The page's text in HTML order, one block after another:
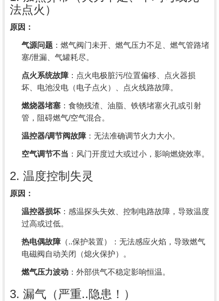
法点火）
原因：
气源问题 ：燃气阀门未开、燃气压力不足、燃气管路堵
塞/泄漏、气罐耗尽。
点火系统故障 ：点火电极脏污/位置偏移、点火器损
坏、电池没电（电子点火）、点火线路故障。
燃烧器堵塞 ：食物残渣、油脂、铁锈堵塞火孔或引射
管，阻碍燃气/空气混合。
温控器/调节阀故障 ：无法准确调节火力大小。
空气调节不当 ：风门开度过大或过小，影响燃烧效率。
2. 温度控制失灵
原因：
温控器损坏 ：感温探头失效、控制电路故障，导致温度
过高或过低。
热电偶故障 （..保护装置）：无法感应火焰，导致燃气
电磁阀自动关闭（熄火保护）。
燃气压力波动 ：外部供气不稳定影响恒温。
3. 漏气（严重..隐患！）